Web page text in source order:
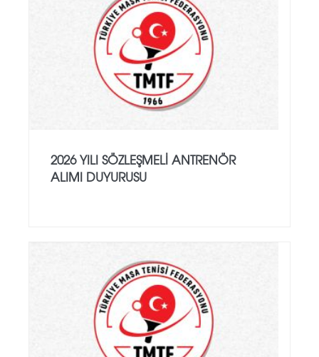
2026 YILI SÖZLEŞMELI ANTRENÖR
ALIMI DUYURUSU